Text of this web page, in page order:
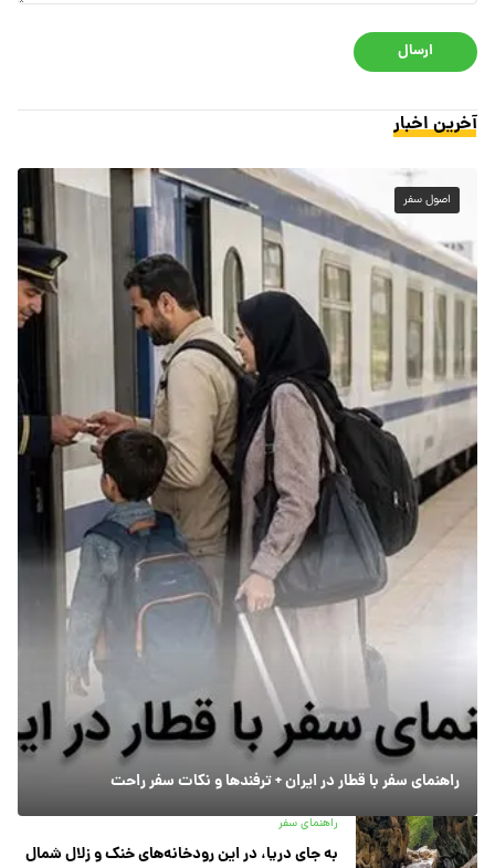
ارسال
آخرین اخبار
اصول سفر
راهنمای سفر با قطار در ایران + ترفندها و نکات سفر راحت
راهنمای سفر
به جای دریا، در این رودخانه‌های خنک و زلال شمال